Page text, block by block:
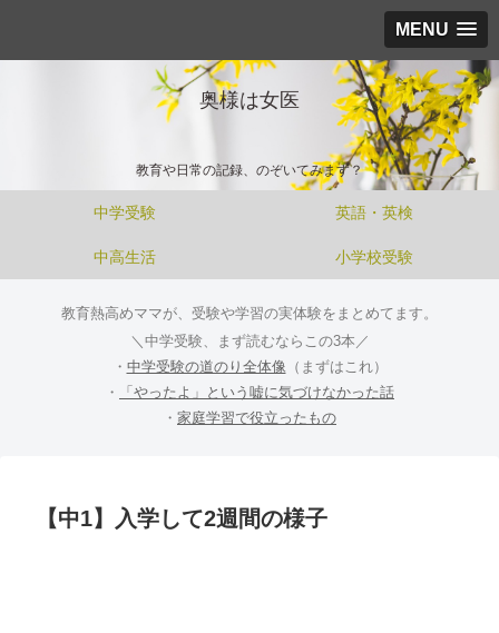
MENU
奥様は女医
教育や日常の記録、のぞいてみます？
中学受験 英語・英検
中高生活 小学校受験
教育熱高めママが、受験や学習の実体験をまとめてます。
＼中学受験、まず読むならこの3本／
・ 中学受験の道のり全体像 （まずはこれ）
・
「やったよ」という嘘に気づけなかった話
・ 家庭学習で役立ったもの
【中1】入学して2週間の様子